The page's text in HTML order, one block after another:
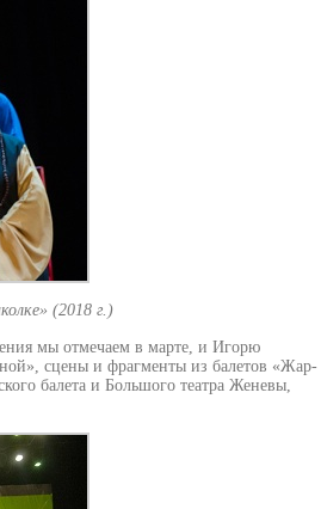
(2018 г.)
мы отмечаем в марте, и Игорю
сцены и фрагменты из балетов «Жар-
балета и Большого театра Женевы,